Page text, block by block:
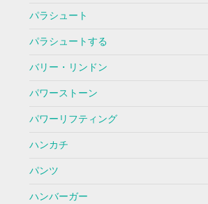
パラシュート
パラシュートする
バリー・リンドン
パワーストーン
パワーリフティング
ハンカチ
パンツ
ハンバーガー